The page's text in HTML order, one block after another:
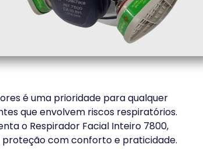
é uma prioridade para qualquer
que envolvem riscos respiratórios.
o Respirador Facial Inteiro 7800,
com conforto e praticidade.